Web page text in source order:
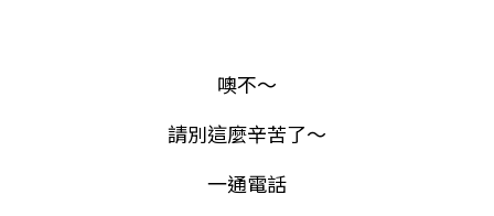
噢不～
請別這麼辛苦了～
一通電話